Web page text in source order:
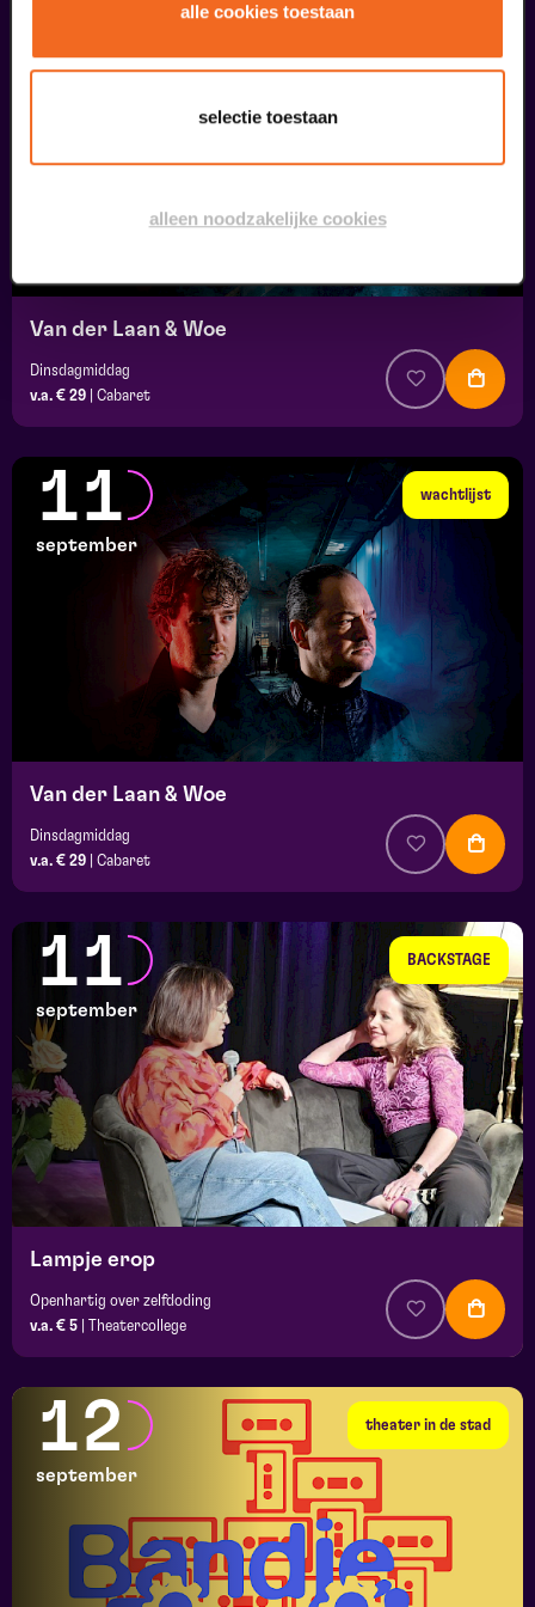
alle cookies toestaan
selectie toestaan
alleen noodzakelijke cookies
Van der Laan & Woe
Dinsdagmiddag
v.a. € 29
Cabaret
wachtlijst
11
september
Van der Laan & Woe
Dinsdagmiddag
v.a. € 29
Cabaret
BACKSTAGE
11
september
Lampje erop
Openhartig over zelfdoding
v.a. € 5
Theatercollege
theater in de stad
12
september